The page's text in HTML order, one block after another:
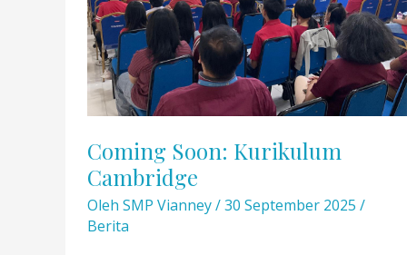
Coming Soon: Kurikulum
Cambridge
Oleh SMP Vianney/30 September 2025 /
Berita